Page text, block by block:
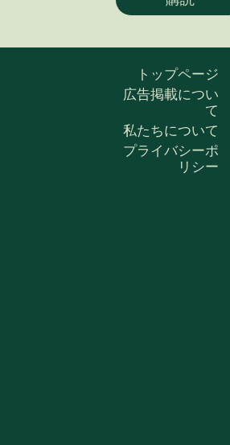
トップページ
広告掲載につい
て
私たちについて
プライバシーポ
リシー